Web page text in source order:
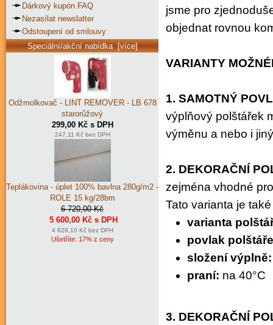
jsme pro
objednat rovnou
VARIANTY
1. SAMOTNÝ
výplňový polštářek
výměnu a nebo i
2. DEKORAČNÍ
zejména vhodné
Tato varianta je
varianta
povlak
složení
praní: na 40°C
3. DEKORAČNÍ
Dárkový kupón FAQ
Nezasílat newslatter
Odstoupení od smlouvy
Speciální/akční nabídka [více]
Odžmolkovač - LINT REMOVER - LB 678
starorůžový
299,00 Kč s DPH
247,11 Kč bez DPH
Teplákovina - úplet 100% bavlna 280g/m2 -
ROLE 15 kg/28bm
6 720,00 Kč
5 600,00 Kč s DPH
4 628,10 Kč bez DPH
Ušetříte: 17% z ceny